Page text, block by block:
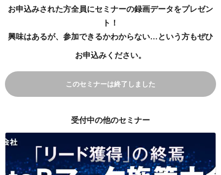
お申込みされた方全員にセミナーの録画データをプレゼン
ト！
興味はあるが、参加できるかわからない…という方もぜひ
お申込みください。
このセミナーは終了しました
受付中の他のセミナー